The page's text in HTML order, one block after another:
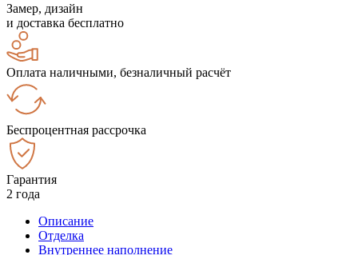
Замер, дизайн
и доставка бесплатно
Оплата наличными, безналичный расчёт
Беспроцентная рассрочка
Гарантия
2 года
Описание
Отделка
Внутреннее наполнение